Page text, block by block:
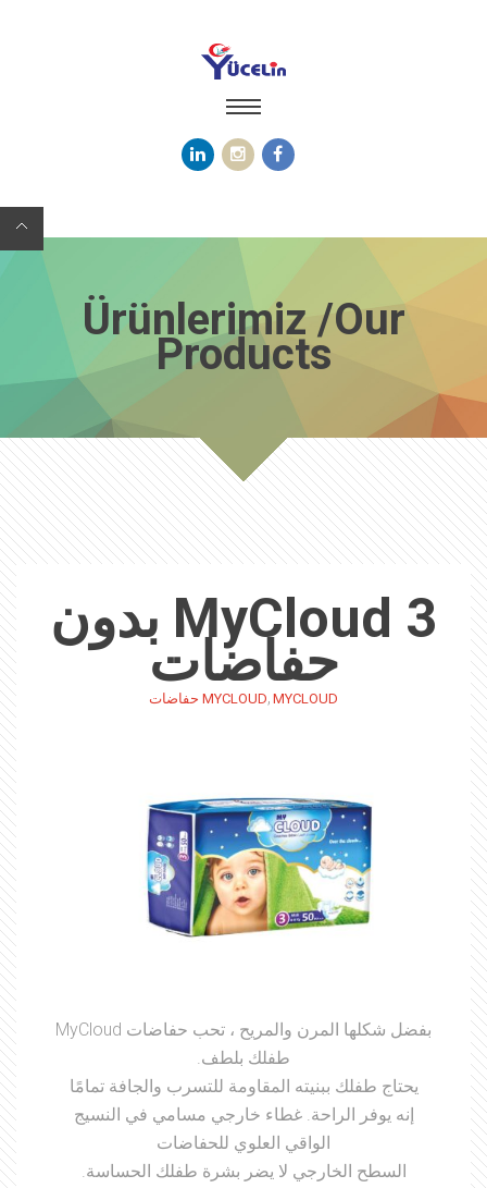
Ürünlerimiz /Our
Products
MyCloud 3 بدون
حفاضات
MYCLOUD
,MYCLOUD حفاضات
بفضل شكلها المرن والمريح ، تحب حفاضات MyCloud
طفلك بلطف.
يحتاج طفلك ببنيته المقاومة للتسرب والجافة تمامًا
إنه يوفر الراحة. غطاء خارجي مسامي في النسيج
الواقي العلوي للحفاضات
السطح الخارجي لا يضر بشرة طفلك الحساسة.